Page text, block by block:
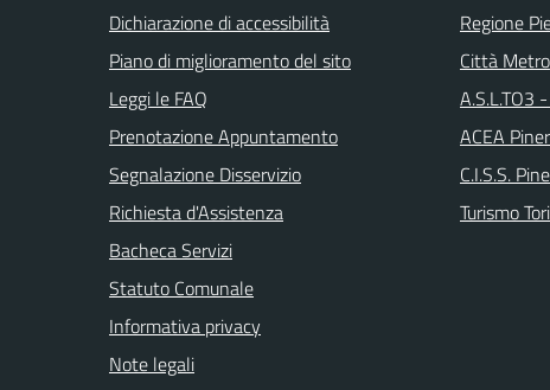
Dichiarazione di accessibilità
Piano di miglioramento del sito
Leggi le FAQ
Prenotazione Appuntamento
Segnalazione Disservizio
Richiesta d'Assistenza
Bacheca Servizi
Statuto Comunale
Informativa privacy
Note legali
Regione
Città
A.S.L.TO3
ACEA
C.I.S.S.
Turismo